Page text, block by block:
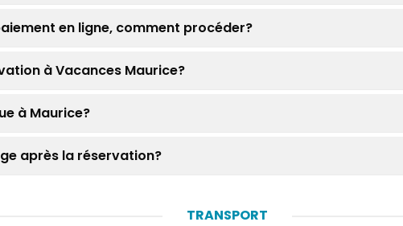
en ligne, comment procéder?
à Vacances Maurice?
à Maurice?
après la réservation?
TRANSPORT